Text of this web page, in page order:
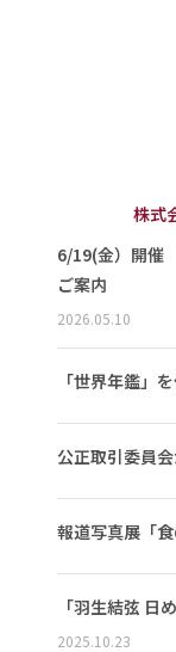
株式
6/19(金）開催
ご案内
2026.05.10
「世界年鑑」
公正取引委員
報道写真展「
「羽生結弦 日
2025.10.23